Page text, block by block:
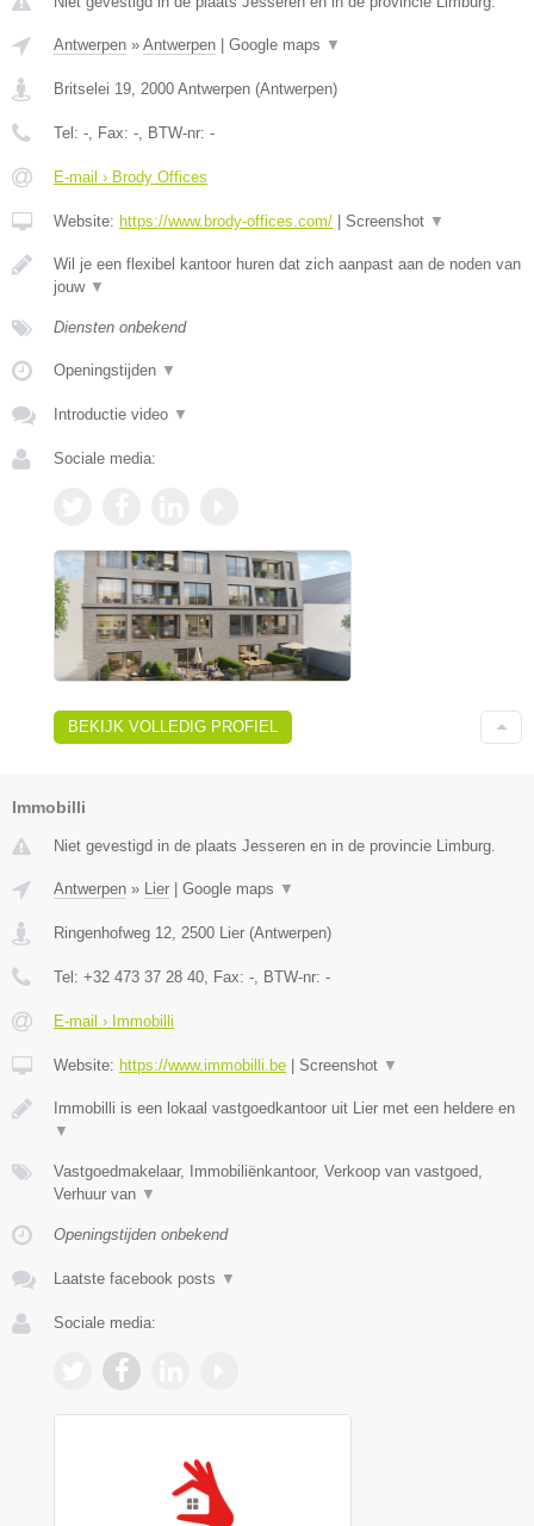
Antwerpen » Antwerpen Google maps ▼
Britselei 19, 2000 Antwerpen (Antwerpen)
Tel: -, Fax: -, BTW-nr: -
E-mail › Brody Offices
Website: https://www.brody-offices.com/ Screenshot ▼
Wil je een flexibel kantoor huren dat zich aanpast aan de noden van
jouw ▼
Diensten onbekend
Openingstijden ▼
Introductie video ▼
Sociale media:
BEKIJK VOLLEDIG PROFIEL
Immobilli
Niet gevestigd in de plaats Jesseren en in de provincie Limburg.
Antwerpen » Lier | Google maps ▼
Ringenhofweg 12 2500 Lier (Antwerpen)
Tel: +32 473 37 28 40 , Fax: - , BTW-nr: -
E-mail › Immobilli
Website: https://www.immobilli.be | Screenshot ▼
Immobilli is een lokaal vastgoedkantoor uit Lier met een heldere en
▼
Vastgoedmakelaar, Immobiliënkantoor, Verkoop van vastgoed,
Verhuur van ▼
Openingstijden onbekend
Laatste facebook posts ▼
Sociale media: